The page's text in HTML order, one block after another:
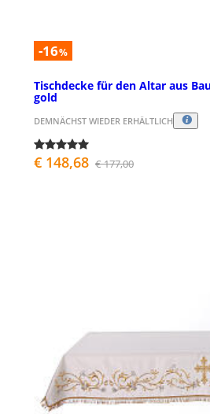
-16%
Tischdecke für den Altar aus
gold
DEMNÄCHST WIEDER ERHÄLTLICH
€ 148,68 € 177,00